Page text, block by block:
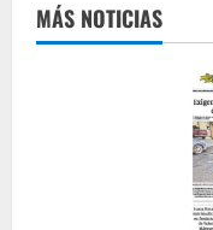
MÁS NOTICIAS